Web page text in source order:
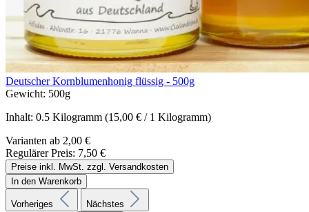
Deutscher Kornblumenhonig flüssig - 500g
Gewicht: 500g
Inhalt: 0.5 Kilogramm (15,00 € / 1 Kilogramm)
Varianten ab 2,00 €
Regulärer Preis: 7,50 €
Preise inkl. MwSt. zzgl. Versandkosten
In den Warenkorb
Vorheriges Nächstes